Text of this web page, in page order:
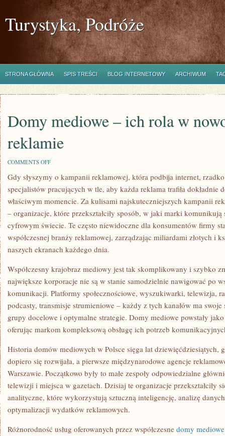
Turystyka, Podróże
STRONA GŁÓWNA SPIS TREŚCI BLOG INTERNETOWY ARCHIWUM
Domy mediowe – ich rola w
reklamie
COMMENTS OFFON
MEDIOWE
ICH
ROLA
NOWOCZESNEJ
REKLAMIE
Gdy słyszymy o kampanii reklamowej, która podbija internet,
specjalistów pracujących w tle, aby każda reklama trafiła dokładnie
właściwym momencie. Za kulisami najskuteczniejszych kampanii
– organizacje, które przekształciły sposób, w jaki marki
cyfrowym świecie. Te często niewidoczne dla konsumentów firmy
współczesnej branży reklamowej, zarządzając miliardami złotych i
naszych ekranach każdego dnia.
Współczesny krajobraz mediowy jest tak skomplikowany i szybko
największe korporacje nie są w stanie samodzielnie nawigować po
komunikacji. Platformy społecznościowe, wyszukiwarki, telewizja,
podcasty, transmisje strumieniowe – każdy z tych kanałów ma
grupy docelowe i optymalne strategie. Domy mediowe powstały
oferując markom kompleksową obsługę ich potrzeb
Historia domów mediowych w Polsce sięga lat dziewięćdziesiątych,
dopiero się rozwijała, a pierwsze międzynarodowe agencje
Warszawie. Początkowo były to małe zespoły odpowiedzialne
telewizji i miejsca w gazetach. Dzisiaj te organizacje przekształciły
analityczne, które wykorzystują sztuczną inteligencję, analizę
optymalizacji wydatków reklamowych.
Różnorodność usług oferowanych przez współczesne domy mediowe